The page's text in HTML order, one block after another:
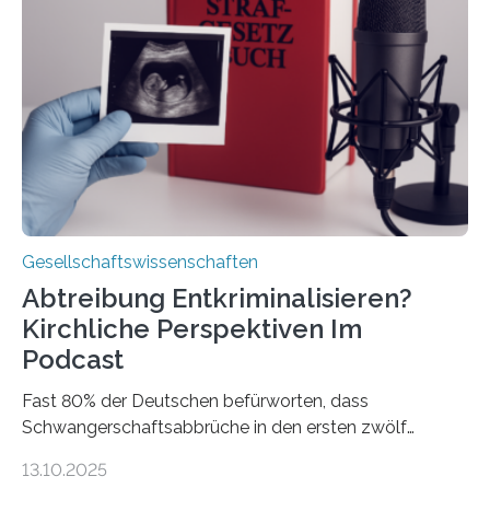
Gesellschaftswissenschaften
Abtreibung Entkriminalisieren?
Kirchliche Perspektiven Im
Podcast
Fast 80% der Deutschen befürworten, dass
Schwangerschaftsabbrüche in den ersten zwölf
doch bleibt das Thema hoch emotional und politisch
13.10.2025